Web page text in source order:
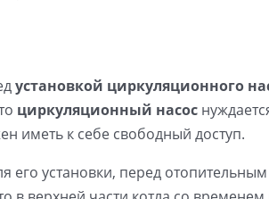
установкой циркуляционного
циркуляционный насос
иметь к себе свободный доступ.
его установки, перед